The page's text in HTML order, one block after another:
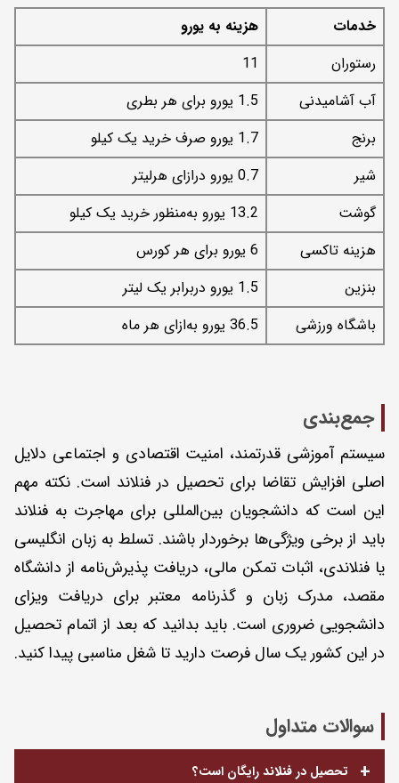
خدمات
هزینه به یورو
رستوران
11
آب آشامیدنی
1.5 یورو برای هر بطری
برنج
1.7 یورو صرف خرید یک کیلو
شیر
0.7 یورو درازای هرلیتر
گوشت
13.2 یورو به‌منظور خرید یک کیلو
هزینه تاکسی
6 یورو برای هر کورس
بنزین
1.5 یورو دربرابر یک لیتر
باشگاه ورزشی
36.5 یورو به‌ازای هر ماه
جمع‌بندی
سیستم آموزشی قدرتمند، امنیت اقتصادی و اجتماعی دلایل
اصلی افزایش تقاضا برای تحصیل در فنلاند است. نکته مهم
این است که دانشجویان بین‌المللی برای مهاجرت به فنلاند
باید از برخی ویژگی‌ها برخوردار باشند. تسلط به زبان انگلیسی
یا فنلاندی، اثبات تمکن مالی، دریافت پذیرش‌نامه از دانشگاه
مقصد، مدرک زبان و گذرنامه معتبر برای دریافت ویزای
دانشجویی ضروری است. باید بدانید که بعد از اتمام تحصیل
در این کشور یک سال فرصت دارید تا شغل مناسبی پیدا کنید.
سوالات متداول
تحصیل در فنلاند رایگان است؟